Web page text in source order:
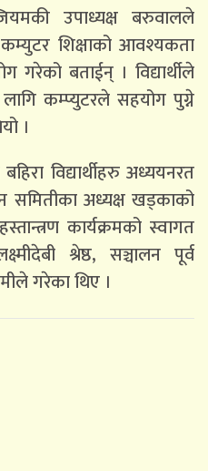
उपाध्यक्ष बरुवालले
शिक्षाको आवश्यकता
बताईन् । विद्यार्थीले
कम्प्युटरले सहयोग पुग्ने
।
विद्यार्थीहरु अध्ययनरत
समितीका अध्यक्ष खड्काको
कार्यक्रमको स्वागत
श्रेष्ठ, सञ्चालन पूर्व
गरेका थिए ।